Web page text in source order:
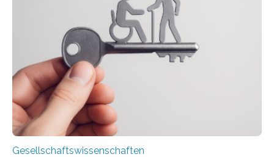
„Extremwetterlagen – Reportagen aus einem neuen
Deutschland“ und enthält eine Vielzahl von
zivilgesellschaftlichen Stimmen und Beobachtungen in
ländlichen Regionen. Im Interview spricht Projektleiter
Leistner über die Idee, das Vorgehen und wichtige
Erkenntnisse. Das Buch deute an, „wie…
Gesellschaftswissenschaften